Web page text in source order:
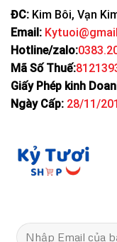
ĐC: Kim Bôi, Vạn
Email:
Hotline/zalo:
Mã Số Thuế:
Giấy Phép kinh
Ngày Cấp: 28/11/